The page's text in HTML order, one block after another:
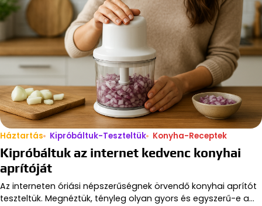
Háztartás Kipróbáltuk-Teszteltük Konyha-Receptek
Kipróbáltuk az internet kedvenc konyhai
aprítóját
Az interneten óriási népszerűségnek örvendő konyhai aprítót
teszteltük. Megnéztük, tényleg olyan gyors és egyszerű-e a…